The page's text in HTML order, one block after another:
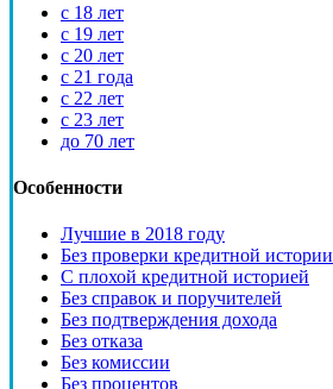
с 18 лет
с 19 лет
с 20 лет
с 21 года
с 22 лет
с 23 лет
до 70 лет
Особенности
Лучшие в 2018 году
Без проверки кредитной истории
С плохой кредитной историей
Без справок и поручителей
Без подтверждения дохода
Без отказа
Без комиссии
Без процентов